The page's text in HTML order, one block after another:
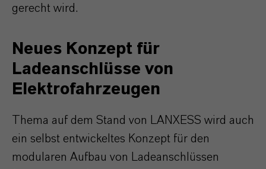
gerecht wird.
Neues Konzept für
Ladeanschlüsse von
Elektrofahrzeugen
Thema auf dem Stand von LANXESS wird auch
ein selbst entwickeltes Konzept für den
modularen Aufbau von Ladeanschlüssen